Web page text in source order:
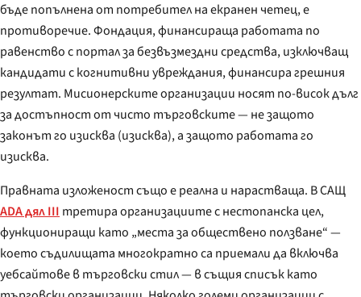
бъде попълнена от потребител на екранен четец, е
противоречие. Фондация, финансираща работата по
равенство с портал за безвъзмездни средства, изключващ
кандидати с когнитивни увреждания, финансира грешния
резултат. Мисионерските организации носят по-висок дълг
за достъпност от чисто търговските — не защото
законът го изисква (изисква), а защото работата го
изисква.
Правната изложеност също е реална и нарастваща. В САЩ
ADA дял III третира организациите с нестопанска цел,
функциониращи като „места за обществено ползване“ —
което съдилищата многократно са приемали да включва
уебсайтове в търговски стил — в същия списък като